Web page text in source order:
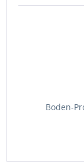
Boden-